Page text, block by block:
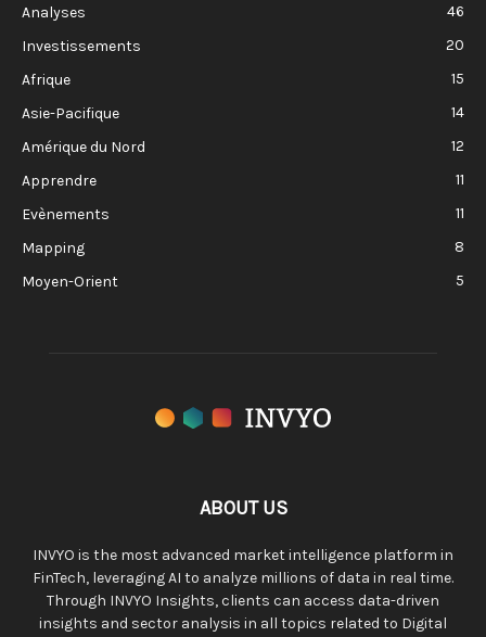
Analyses
46
Investissements
20
Afrique
15
Asie-Pacifique
14
Amérique du Nord
12
Apprendre
11
Evènements
11
Mapping
8
Moyen-Orient
5
ABOUT US
INVYO is the most advanced market intelligence platform in
FinTech, leveraging AI to analyze millions of data in real time.
Through INVYO Insights, clients can access data-driven
insights and sector analysis in all topics related to Digital